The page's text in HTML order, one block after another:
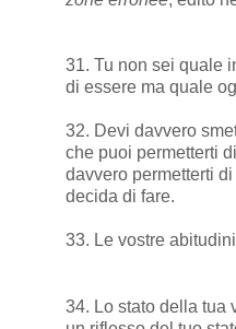
31. Tu non sei quale
di essere ma quale
32. Devi davvero
che puoi permetterti
davvero permetterti
decida di fare.
33. Le vostre
34. Lo stato della tua